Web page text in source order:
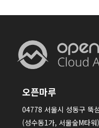
오픈마루
04778 서울시 성동구 뚝
(성수동1가, 서울숲M타워)